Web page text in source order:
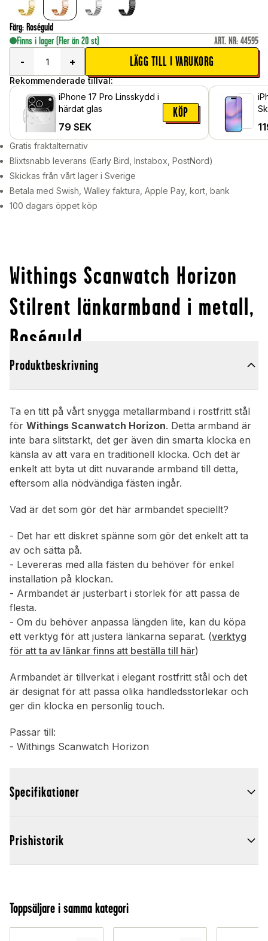
Färg: Roséguld
Finns i lager (Fler än 20 st) ART. NR: 44595
-
+ LÄGG TILL I VARUKORG
Rekommenderade tillval:
iPhone 17 Pro Linsskydd i
härdat glas
79 SEK
KÖP
Gratis fraktalternativ
Blixtsnabb leverans (Early Bird, Instabox, PostNord)
Skickas från vårt lager i Sverige
Betala med Swish, Walley faktura, Apple Pay, kort, bank
100 dagars öppet köp
Withings Scanwatch Horizon
Stilrent länkarmband i metall,
Roséguld
Produktbeskrivning
Ta en titt på vårt snygga metallarmband i rostfritt stål
för Withings Scanwatch Horizon. Detta armband är
inte bara slitstarkt, det ger även din smarta klocka en
känsla av att vara en traditionell klocka. Och det är
enkelt att byta ut ditt nuvarande armband till detta,
eftersom alla nödvändiga fästen ingår.
Vad är det som gör det här armbandet speciellt?
- Det har ett diskret spänne som gör det enkelt att ta
av och sätta på.
- Levereras med alla fästen du behöver för enkel
installation på klockan.
- Armbandet är justerbart i storlek för att passa de
flesta.
- Om du behöver anpassa längden lite, kan du köpa
ett verktyg för att justera länkarna separat. (verktyg
för att ta av länkar finns att beställa till här)
Armbandet är tillverkat i elegant rostfritt stål och det
är designat för att passa olika handledsstorlekar och
ger din klocka en personlig touch.
Passar till:
- Withings Scanwatch Horizon
Specifikationer
Prishistorik
Toppsäljare i samma kategori